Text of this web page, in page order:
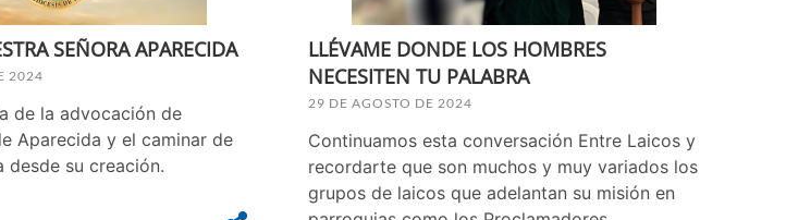
SEÑORA APARECIDA
2024
de la advocación de
Aparecida y el caminar de
desde su creación.
LLÉVAME DONDE LOS HOMBRES
NECESITEN TU PALABRA
29 DE AGOSTO DE 2024
Continuamos esta conversación Entre Laicos y
recordarte que son muchos y muy variados los
grupos de laicos que adelantan su misión en